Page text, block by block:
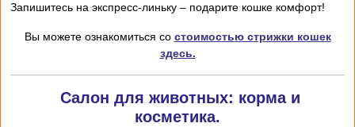
Запишитесь на экспресс-линьку – подарите кошке комфорт!
Вы можете ознакомиться со стоимостью стрижки кошек
здесь.
Салон для животных: корма и
косметика.